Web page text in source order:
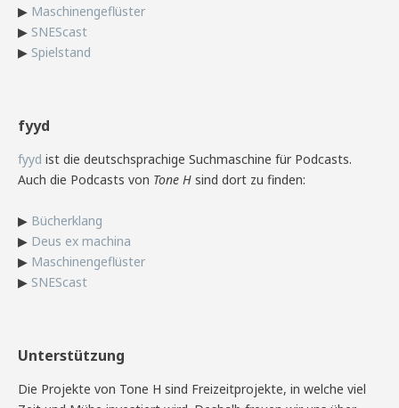
▶ Maschinengeflüster
▶ SNEScast
▶ Spielstand
fyyd
fyyd ist die deutschsprachige Suchmaschine für Podcasts.
Auch die Podcasts von Tone H sind dort zu finden:
▶ Bücherklang
▶ Deus ex machina
▶ Maschinengeflüster
▶ SNEScast
Unterstützung
Die Projekte von Tone H sind Freizeitprojekte, in welche viel